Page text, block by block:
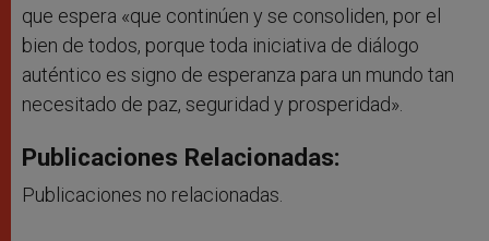
que espera «que continúen y se consoliden, por el
bien de todos, porque toda iniciativa de diálogo
auténtico es signo de esperanza para un mundo tan
necesitado de paz, seguridad y prosperidad».
Publicaciones Relacionadas:
Publicaciones no relacionadas.